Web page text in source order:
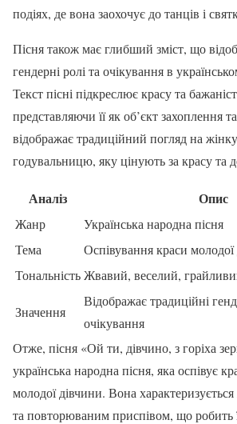
подіях, де вона заохочує до танців і
Пісня також має глибший зміст, що
гендерні ролі та очікування в
Текст пісні підкреслює красу та
представляючи її як об’єкт захоплення
відображає традиційний погляд на
годувальницю, яку цінують за красу та
Аналіз Опис
Жанр
Українська народна пісня
Тема
Оспівування краси молодої
ТональністьЖвавий, веселий,
Значення
Відображає традиційні
очікування
Отже, пісня «Ой ти, дівчино, з горіха
українська народна пісня, яка оспівує
молодої дівчини. Вона
та повторюваним приспівом, що робить